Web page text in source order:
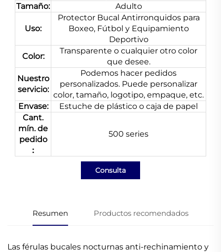
Tamaño:
Adulto
Uso:
Protector Bucal Antirronquidos para
Boxeo, Fútbol y Equipamiento
Deportivo
Color:
Transparente o cualquier otro color
que desee.
Nuestro
servicio:
Podemos hacer pedidos
personalizados. Puede personalizar
color, tamaño, logotipo, empaque, etc.
Envase:
Estuche de plástico o caja de papel
Cant.
mín. de
pedido
：
500 series
Consulta
Resumen Productos recomendados
Las férulas bucales nocturnas anti-rechinamiento y